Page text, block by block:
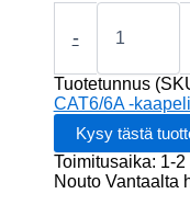
-
1.5m
BLUE
Patch
Cable,
24AWG
LSZH
Tuotetunnus
CAT6/6A -
Toimitusaika: 1-
Nouto Vantaalta